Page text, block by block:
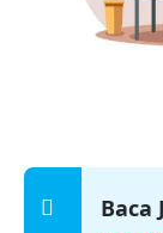
Baca